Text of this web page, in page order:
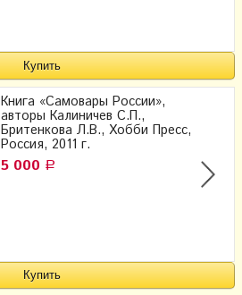
Книга «Самовары России»,
авторы Калиничев С.П.,
Бритенкова Л.В., Хобби Пресс,
Россия, 2011 г.
5 000 Р